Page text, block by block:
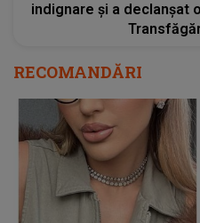
indignare și a declanșat
RECOMANDĂRI